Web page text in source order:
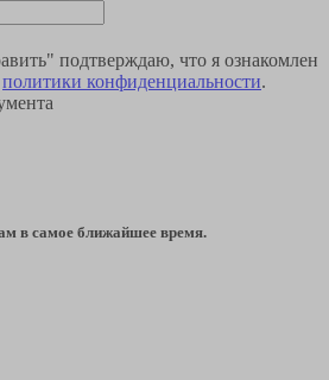
подтверждаю, что я ознакомлен
политики конфиденциальности.
в самое ближайшее время.